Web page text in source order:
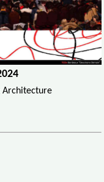
Architecture